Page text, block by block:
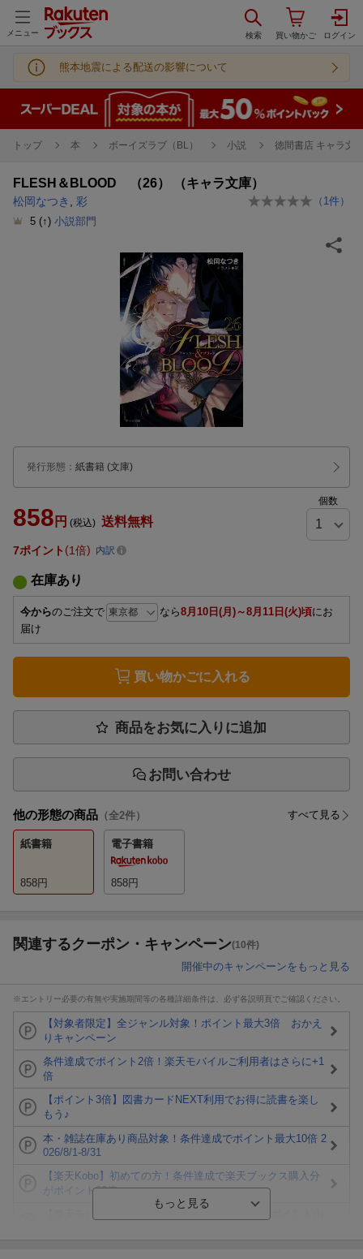
メニュー
熊本地震による配送の影響について
トップ 本 ボーイズラブ（BL） 小説 徳間書店 キャラ文
FLESH＆BLOOD （26） （キャラ文庫）
松岡なつき 彩 （ 1 件）
5 (↑) 小説部門
発行形態 ： 紙書籍 (文庫)
858 円 (税込) 送料無料
個数
7ポイント 1倍 内訳
在庫あり
今からのご注文で なら8月10日(月)～8月11日(火)頃にお
届け
買い物かごに入れる
商品をお気に入りに追加
お問い合わせ
他の形態の商品 （全2件） すべて見る
紙書籍
858円
電子書籍
858円
関連するクーポン・キャンペーン(10件)
開催中のキャンペーンをもっと見る
※エントリー必要の有無や実施期間等の各種詳細条件は、必ず各説明頁でご確認ください。
【対象者限定】全ジャンル対象！ポイント最大3倍 おかえ
りキャンペーン
条件達成でポイント2倍！楽天モバイルご利用者はさらに+1
倍
【ポイント3倍】図書カードNEXT利用でお得に読書を楽し
もう♪
本・雑誌在庫あり商品対象！条件達成でポイント最大10倍 2
026/8/1-8/31
【楽天Kobo】初めての方！条件達成で楽天ブックス購入分
がポイント20倍